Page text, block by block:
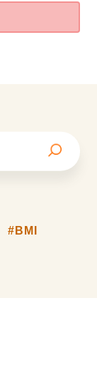
#BMI